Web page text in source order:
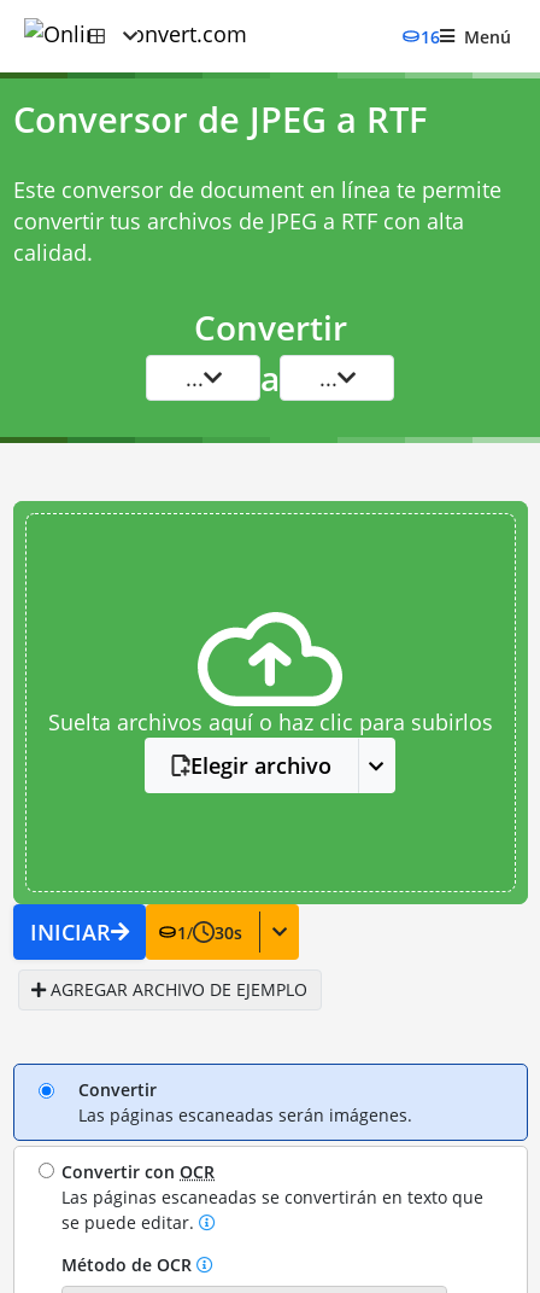
16 Menú
Conversor de JPEG a RTF
Este conversor de document en línea te permite
convertir tus archivos de JPEG a RTF con alta
calidad.
Convertir
... a ...
Suelta archivos aquí o haz clic para subirlos
Elegir archivo
INICIAR 1/ 30s
AGREGAR ARCHIVO DE EJEMPLO
Convertir
Las páginas escaneadas serán imágenes.
Convertir conOCR
Las páginas escaneadas se convertirán en texto que
se puede editar.
Método de OCR